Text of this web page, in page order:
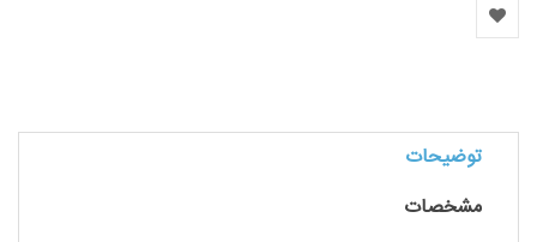
توضیحات
مشخصات